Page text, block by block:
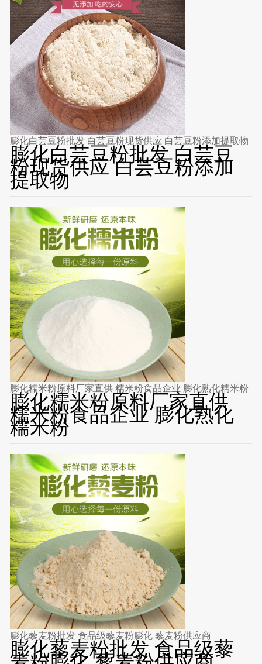
膨化白芸豆粉批发 白芸豆粉现货供应 白芸豆粉添加提取物
膨化白芸豆粉批发 白芸豆
粉现货供应 白芸豆粉添加
提取物
膨化糯米粉原料厂家直供 糯米粉食品企业 膨化熟化糯米粉
膨化糯米粉原料厂家直供
糯米粉食品企业 膨化熟化
糯米粉
膨化藜麦粉批发 食品级藜麦粉膨化 藜麦粉供应商
膨化藜麦粉批发 食品级藜